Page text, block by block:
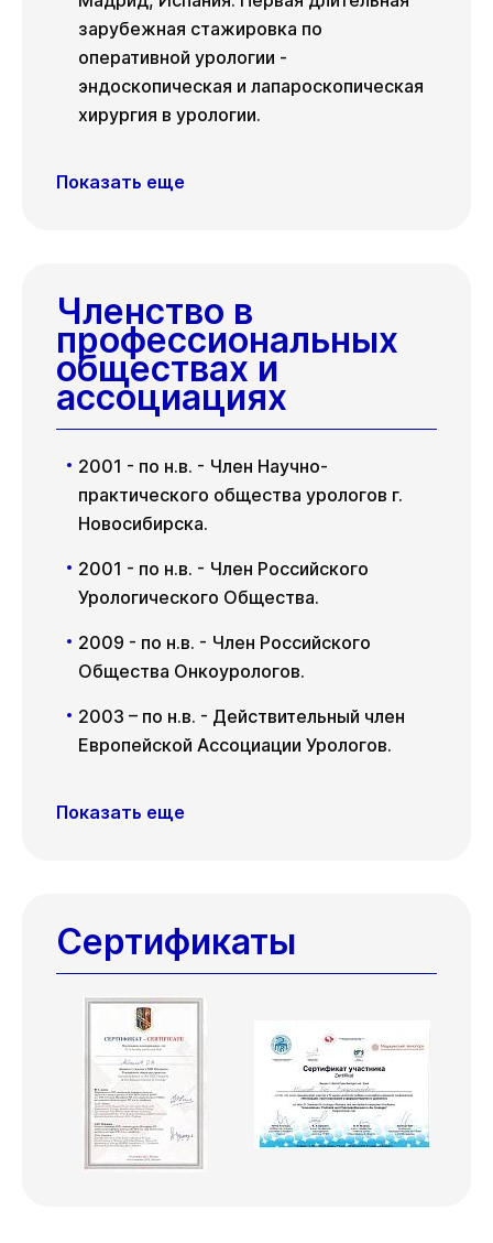
зарубежная стажировка по
оперативной урологии -
эндоскопическая и лапароскопическая
хирургия в урологии.
Показать еще
Членство в
профессиональных
обществах и
ассоциациях
2001 - по н.в. - Член Научно-
практического общества урологов г.
Новосибирска.
2001 - по н.в. - Член Российского
Урологического Общества.
2009 - по н.в. - Член Российского
Общества Онкоурологов.
2003 – по н.в. - Действительный член
Европейской Ассоциации Урологов.
Показать еще
Сертификаты